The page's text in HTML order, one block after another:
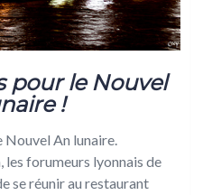
pour le Nouvel
!
Nouvel An lunaire.
les forumeurs lyonnais de
se réunir au restaurant